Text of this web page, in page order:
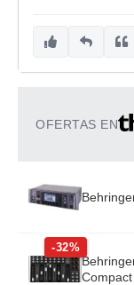
OFERTAS EN
-32%
Compact